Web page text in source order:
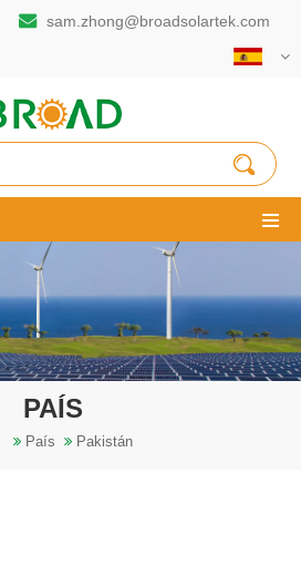
sam.zhong@broadsolartek.com
PAÍS
País Pakistán